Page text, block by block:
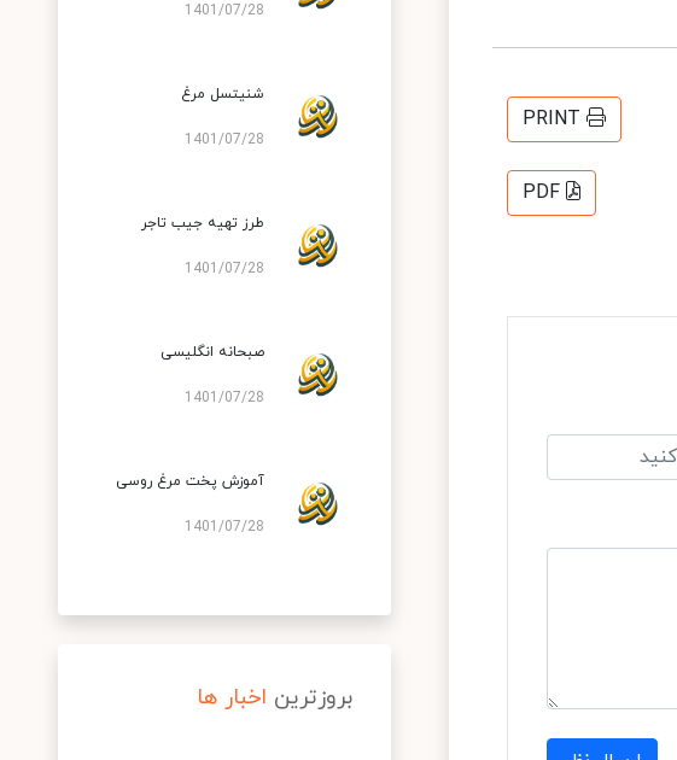
PRINT
PDF
1401/07/28
شنیتسل مرغ
1401/07/28
طرز تهیه جیب تاجر
1401/07/28
صبحانه انگلیسی
1401/07/28
آموزش پخت مرغ روسی
1401/07/28
بروزترین اخبار ها